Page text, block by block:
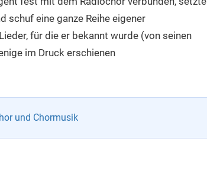
schuf eine ganze Reihe eigener
für die er bekannt wurde (von seinen
im Druck erschienen
und Chormusik